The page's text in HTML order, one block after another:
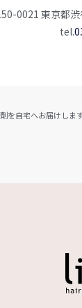
0021 東京都
tel.
を自宅へお届けしま